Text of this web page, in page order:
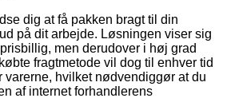
dig at få pakken bragt til din
på dit arbejde. Løsningen viser sig
men derudover i høj grad
fragtmetode vil dog til enhver tid
hvilket nødvendiggør at du
af internet forhandlerens